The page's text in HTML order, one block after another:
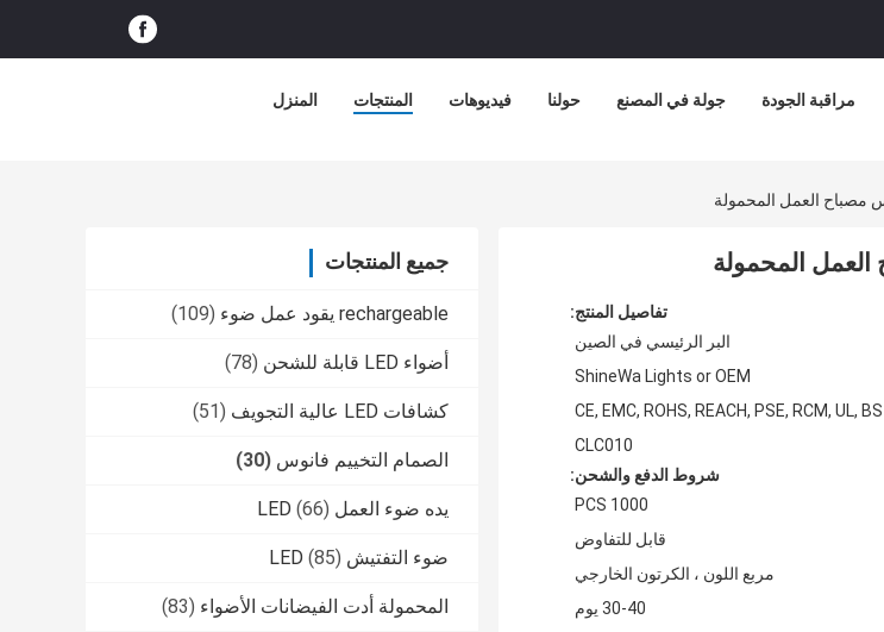
المنزل المنتجات فيديوهات حولنا جولة في المصنع مراقبة الجودة
جميع المنتجات
rechargeable يقود عمل ضوء (109)
أضواء LED قابلة للشحن (78)
كشافات LED عالية التجويف (51)
الصمام التخييم فانوس (30)
يده ضوء العمل LED (66)
ضوء التفتيش LED (85)
المحمولة أدت الفيضانات الأضواء (83)
تفاصيل المنتج:
البر الرئيسي في الصين
ShineWa Lights or OEM
CE, EMC, ROHS, REACH, PSE, RCM, UL, BS
CLC010
شروط الدفع والشحن:
1000 PCS
قابل للتفاوض
مربع اللون ، الكرتون الخارجي
30-40 يوم